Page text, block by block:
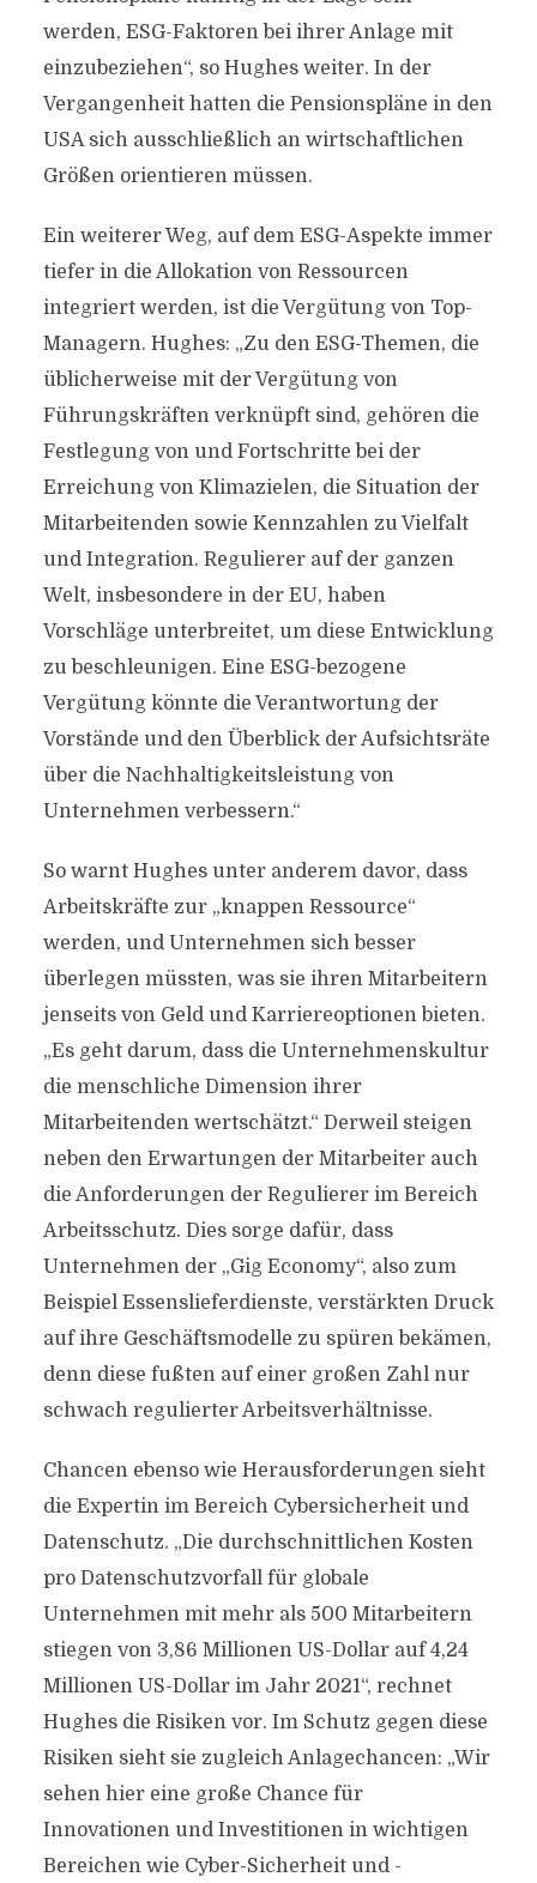
werden, ESG-Faktoren bei ihrer Anlage mit
einzubeziehen“, so Hughes weiter. In der
Vergangenheit hatten die Pensionspläne in den
USA sich ausschließlich an wirtschaftlichen
Größen orientieren müssen.
Ein weiterer Weg, auf dem ESG-Aspekte immer
tiefer in die Allokation von Ressourcen
integriert werden, ist die Vergütung von Top-
Managern. Hughes: „Zu den ESG-Themen, die
üblicherweise mit der Vergütung von
Führungskräften verknüpft sind, gehören die
Festlegung von und Fortschritte bei der
Erreichung von Klimazielen, die Situation der
Mitarbeitenden sowie Kennzahlen zu Vielfalt
und Integration. Regulierer auf der ganzen
Welt, insbesondere in der EU, haben
Vorschläge unterbreitet, um diese Entwicklung
zu beschleunigen. Eine ESG-bezogene
Vergütung könnte die Verantwortung der
Vorstände und den Überblick der Aufsichtsräte
über die Nachhaltigkeitsleistung von
Unternehmen verbessern.“
So warnt Hughes unter anderem davor, dass
Arbeitskräfte zur „knappen Ressource“
werden, und Unternehmen sich besser
überlegen müssten, was sie ihren Mitarbeitern
jenseits von Geld und Karriereoptionen bieten.
„Es geht darum, dass die Unternehmenskultur
die menschliche Dimension ihrer
Mitarbeitenden wertschätzt.“ Derweil steigen
neben den Erwartungen der Mitarbeiter auch
die Anforderungen der Regulierer im Bereich
Arbeitsschutz. Dies sorge dafür, dass
Unternehmen der „Gig Economy“, also zum
Beispiel Essenslieferdienste, verstärkten Druck
auf ihre Geschäftsmodelle zu spüren bekämen,
denn diese fußten auf einer großen Zahl nur
schwach regulierter Arbeitsverhältnisse.
Chancen ebenso wie Herausforderungen sieht
die Expertin im Bereich Cybersicherheit und
Datenschutz. „Die durchschnittlichen Kosten
pro Datenschutzvorfall für globale
Unternehmen mit mehr als 500 Mitarbeitern
stiegen von 3,86 Millionen US-Dollar auf 4,24
Millionen US-Dollar im Jahr 2021“, rechnet
Hughes die Risiken vor. Im Schutz gegen diese
Risiken sieht sie zugleich Anlagechancen: „Wir
sehen hier eine große Chance für
Innovationen und Investitionen in wichtigen
Bereichen wie Cyber-Sicherheit und -